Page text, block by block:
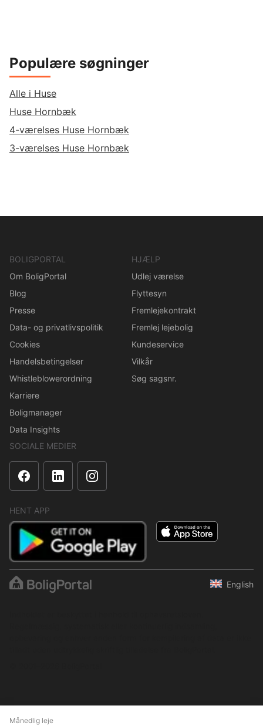
Månedlig leje
Populære søgninger
Alle i Huse
Huse Hornbæk
4-værelses Huse Hornbæk
3-værelses Huse Hornbæk
BOLIGPORTAL
Om BoligPortal
Blog
Presse
Data- og privatlivspolitik
Cookies
Handelsbetingelser
Whistleblowerordning
Karriere
Boligmanager
Data Insights
HJÆLP
Udlej værelse
Flyttesyn
Fremlejekontrakt
Fremlej lejebolig
Kundeservice
Vilkår
Søg sagsnr.
SOCIALE MEDIER
HENT APP
English